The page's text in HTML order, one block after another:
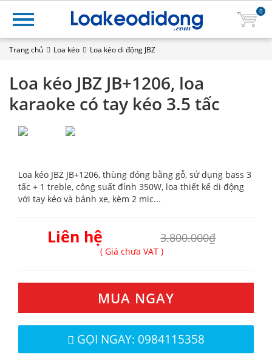
0
Trang chủ Loa kéo Loa kéo di động JBZ
Loa kéo JBZ JB+1206, loa
karaoke có tay kéo 3.5 tấc
Loa kéo JBZ JB+1206, thùng đóng bằng gỗ, sử dụng bass 3
tấc + 1 treble, công suất đỉnh 350W, loa thiết kế di động
với tay kéo và bánh xe, kèm 2 mic...
Liên hệ 3.800.000₫
( Giá chưa VAT )
MUA NGAY
GỌI NGAY: 0984115358